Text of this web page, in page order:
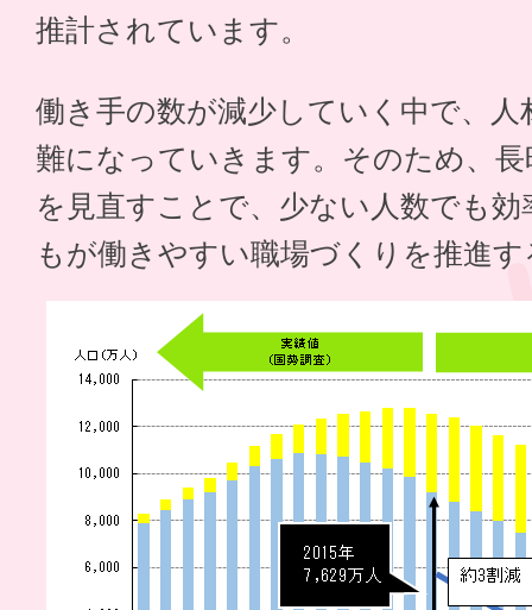
推計されています。
働き手の数が減少していく中で、
難になっていきます。そのため、
を見直すことで、少ない人数でも
もが働きやすい職場づくりを推進